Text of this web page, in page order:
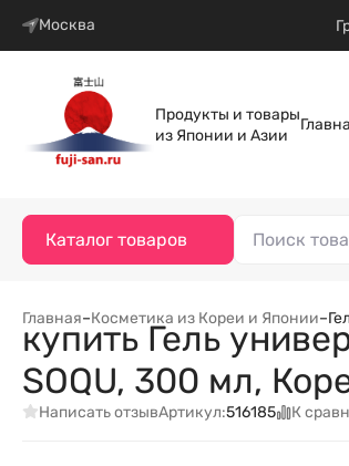
Москва
Продукты и товары
из Японии и Азии
Каталог товаров
Главная–Косметика из Кореи и Японии–
купить Гель
SOQU, 300 мл,
Написать отзывАртикул:516185 К